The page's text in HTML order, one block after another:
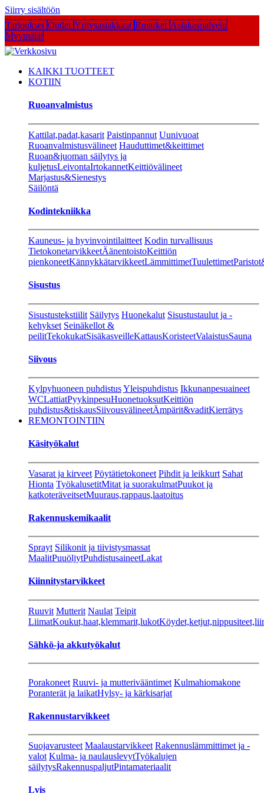
Siirry sisältöön
Tarjoukset Outlet Yritysasiakkaat Rmarket Asiakaspalvelu
Myymälät
KAIKKI TUOTTEET
KOTIIN
Ruoanvalmistus
Kattilat,padat,kasarit Paistinpannut Uunivuoat
Ruoanvalmistusvälineet Hauduttimet&keittimet
Ruoan&juoman säilytys ja
kuljetusLeivontaIrtokannetKeittiövälineet
Marjastus&Sienestys
Säilöntä
Kodintekniikka
Kauneus- ja hyvinvointilaitteet Kodin turvallisuus
TietokonetarvikkeetÄänentoistoKeittiön
pienkoneetKännykkätarvikkeetLämmittimetTuulettimet
Sisustus
Sisustustekstiilit Säilytys Huonekalut Sisustustaulut ja -
kehykset Seinäkellot &
peilitTekokukatSisäkasveilleKattausKoristeetValaistusSauna
Siivous
Kylpyhuoneen puhdistusYleispuhdistus Ikkunanpesuaineet
WCLattiatPyykinpesuHuonetuoksutKeittiön
puhdistus&tiskausSiivousvälineetÄmpärit&vaditKierrätys
REMONTOINTIIN
Käsityökalut
Vasarat ja kirveet Pöytätietokoneet Pihdit ja leikkurt Sahat
Hionta TyökalusetitMitat ja suorakulmatPuukot ja
katkoteräveitsetMuuraus,rappaus,laatoitus
Rakennuskemikaalit
Sprayt Silikonit ja tiivistysmassat
MaalitPuuöljytPuhdistusaineetLakat
Kiinnitystarvikkeet
Ruuvit Mutterit Naulat Teipit
LiimatKoukut,haat,klemmarit,lukot
Sähkö-ja akkutyökalut
Porakoneet Ruuvi- ja mutterivääntimet Kulmahiomakone
Poranterät ja laikatHylsy- ja kärkisarjat
Rakennustarvikkeet
Suojavarusteet Maalaustarvikkeet Rakennuslämmittimet ja -
valot Kulma- ja naulauslevytTyökalujen
säilytysRakennuspaljutPintamateriaalit
Lvis